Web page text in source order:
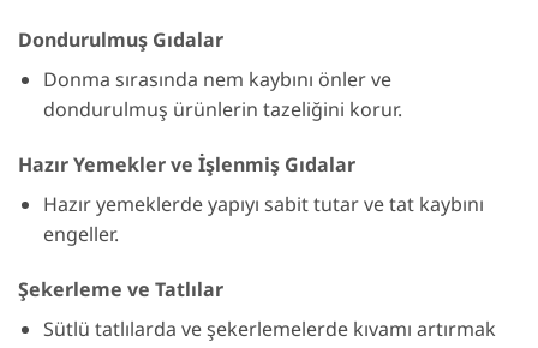
Dondurulmuş Gıdalar
Donma sırasında nem kaybını önler ve
dondurulmuş ürünlerin tazeliğini korur.
Hazır Yemekler ve İşlenmiş Gıdalar
Hazır yemeklerde yapıyı sabit tutar ve tat kaybını
engeller.
Şekerleme ve Tatlılar
Sütlü tatlılarda ve şekerlemelerde kıvamı artırmak